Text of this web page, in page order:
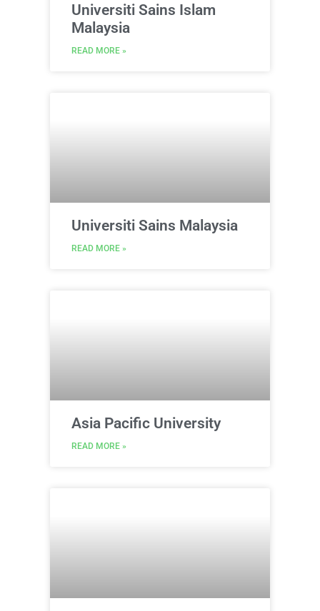
Universiti Sains Islam
Malaysia
READ MORE »
Universiti Sains Malaysia
READ MORE »
Asia Pacific University
READ MORE »